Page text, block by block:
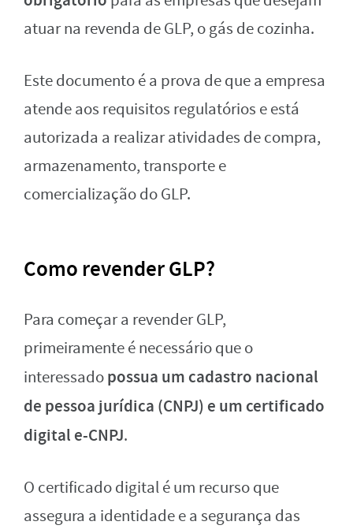
atuar na revenda de GLP, o gás de cozinha.
Este documento é a prova de que a empresa
atende aos requisitos regulatórios e está
autorizada a realizar atividades de compra,
armazenamento, transporte e
comercialização do GLP.
Como revender GLP?
Para começar a revender GLP,
primeiramente é necessário que o
interessadopossua um cadastro nacional
de pessoa jurídica (CNPJ) e um certificado
digital e-CNPJ.
O certificado digital é um recurso que
assegura a identidade e a segurança das